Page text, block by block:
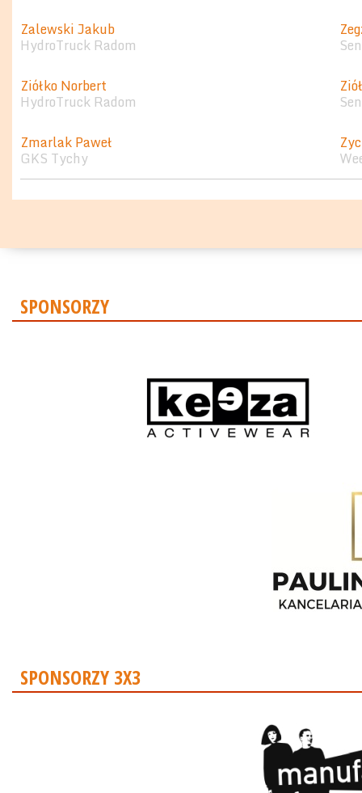
Zalewski Jakub
HydroTruck Radom
Ziółko Norbert
HydroTruck Radom
Zmarlak Paweł
GKS Tychy
SPONSORZY
SPONSORZY 3X3